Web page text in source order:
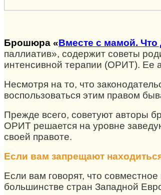
Брошюра «Вместе с мамой. Что
паллиатив», содержит советы
интенсивной терапии (ОРИТ). Ее
Несмотря на то, что
воспользоваться этим правом
Прежде всего, советуют авторы
ОРИТ решается на уровне
своей правоте.
Если вам запрещают
Если вам говорят, что
большинстве стран Западной